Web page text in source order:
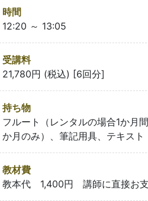
時間
12:20 ～ 13:05
受講料
21,780円 (税込) [6回分]
持ち物
フルート（レンタルの場合1か月
か月のみ）、筆記用具、テキスト
教材費
教本代 1,400円 講師に直接お支